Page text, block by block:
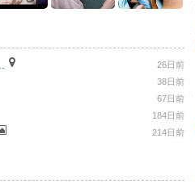
26日前
38日前
67日前
184日前
214日前